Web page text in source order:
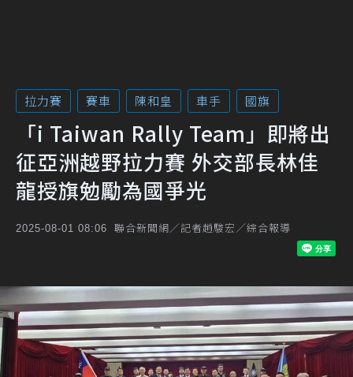
拉力賽 賽車 陳和皇 車手 國旗
「i Taiwan Rally Team」即將出
征亞洲越野拉力賽 外交部長林佳
龍授旗勉勵為國爭光
2025-08-01 08:06 聯合新聞網／記者趙駿宏／綜合報導